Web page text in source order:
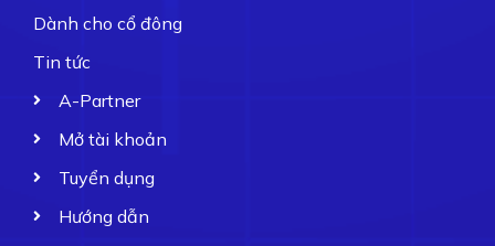
Dành cho cổ đông
Tin tức
A-Partner
Mở tài khoản
Tuyển dụng
Hướng dẫn